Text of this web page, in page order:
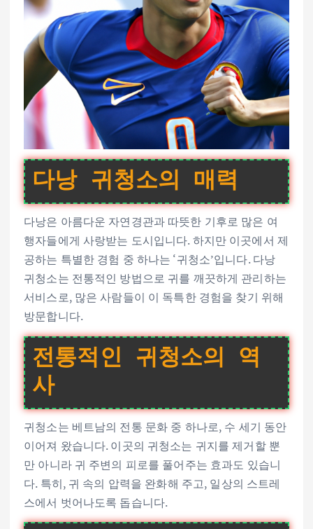
다낭 귀청소의 매력
다낭은 아름다운 자연경관과 따뜻한 기후로 많은 여
행자들에게 사랑받는 도시입니다. 하지만 이곳에서 제
공하는 특별한 경험 중 하나는 ‘귀청소’입니다. 다낭
귀청소는 전통적인 방법으로 귀를 깨끗하게 관리하는
서비스로, 많은 사람들이 이 독특한 경험을 찾기 위해
방문합니다.
전통적인 귀청소의 역
사
귀청소는 베트남의 전통 문화 중 하나로, 수 세기 동안
이어져 왔습니다. 이곳의 귀청소는 귀지를 제거할 뿐
만 아니라 귀 주변의 피로를 풀어주는 효과도 있습니
다. 특히, 귀 속의 압력을 완화해 주고, 일상의 스트레
스에서 벗어나도록 돕습니다.